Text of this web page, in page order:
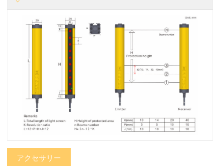
アクセサリー